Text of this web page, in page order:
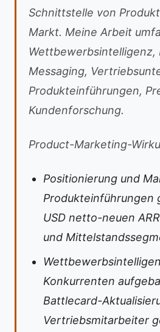
Schnittstelle von
Markt. Meine Arbeit
Wettbewerbsintelligenz,
Messaging,
Produkteinführungen,
Kundenforschung.
Product-Marketing-
Positionierung und
Produkteinführungen
USD netto-neuen
und
Konkurrenten
Battlecard-
Vertriebsmitarbeiter